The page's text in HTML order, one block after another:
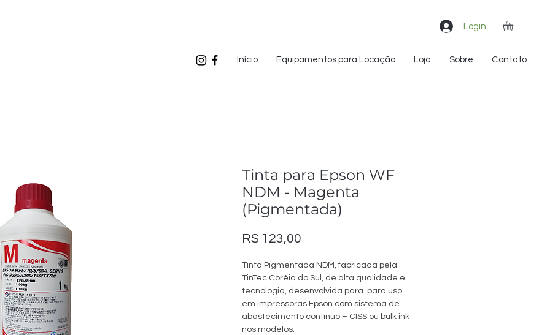
Login
Início Equipamentos para Locação Loja Sobre Contato
Tinta para Epson WF
NDM - Magenta
(Pigmentada)
R$ 123,00
Tinta Pigmentada NDM, fabricada pela
TinTec Coréia do Sul, de alta qualidade e
tecnologia, desenvolvida para  para uso
em impressoras Epson com sistema de
abastecimento contínuo – CISS ou bulk ink
nos modelos: